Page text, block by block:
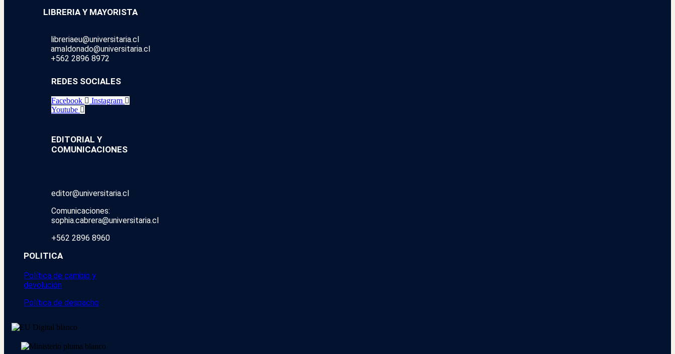
LIBRERIA Y MAYORISTA
libreriaeu@universitaria.cl
amaldonado@universitaria.cl
+562 2896 8972
REDES SOCIALES
Facebook
Instagram
Youtube
EDITORIAL Y
COMUNICACIONES
editor@universitaria.cl
Comunicaciones:
sophia.cabrera@universitaria.cl
+562 2896 8960
POLITICA
Política de cambio y
devolución
Política de despacho